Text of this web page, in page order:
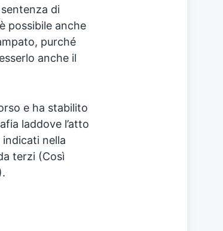
di
possibile anche
purché
anche il
e ha stabilito
laddove l’atto
nella
terzi (Così